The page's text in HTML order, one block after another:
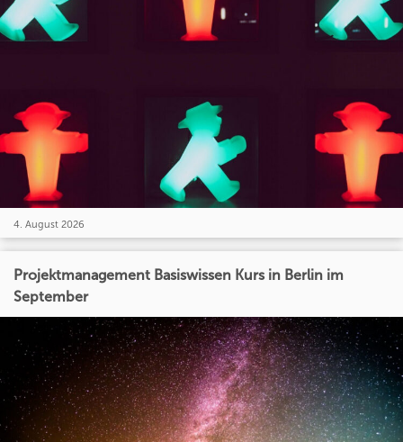
4. August 2026
Projektmanagement Basiswissen Kurs in Berlin im
September